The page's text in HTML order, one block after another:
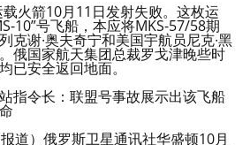
载火箭10月11日发射失败。这枚运
10”号飞船，本应将MKS-57/58期
克谢∙奥夫奇宁和美国宇航员尼克∙黑
俄国家航天集团总裁罗戈津晚些时
已安全返回地面。
指令长：联盟号事故展示出该飞船
道）俄罗斯卫星通讯社华盛顿10月